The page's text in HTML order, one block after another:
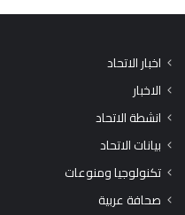
اخبار الاتحاد
الاخبار
انشطة الاتحاد
بيانات الاتحاد
تكنولوجيا ومنوعات
صحافة عربية